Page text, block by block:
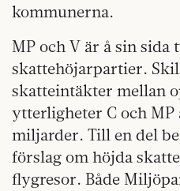
kommunerna.
MP och V är å sin sida
skattehöjarpartier.
skatteintäkter mellan
ytterligheter C och MP
miljarder. Till en del
förslag om höjda
flygresor. Både